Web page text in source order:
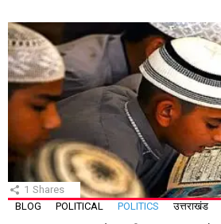
1 Shares
BLOG
POLITICAL POLITICS उत्तराखंड